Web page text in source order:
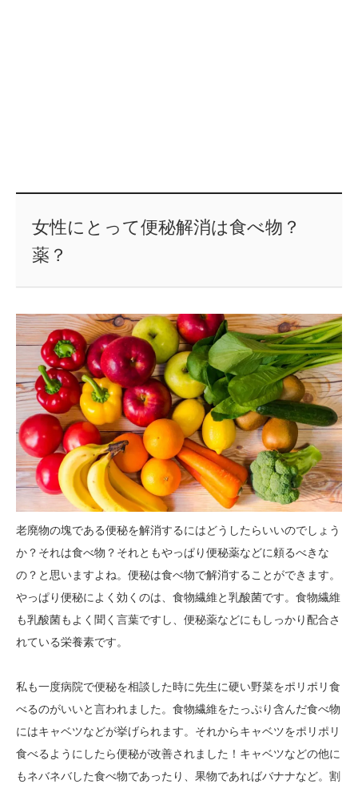
女性にとって便秘解消は食べ物？
薬？
老廃物の塊である便秘を解消するにはどうしたらいいのでしょう
か？それは食べ物？それともやっぱり便秘薬などに頼るべきな
の？と思いますよね。便秘は食べ物で解消することができます。
やっぱり便秘によく効くのは、食物繊維と乳酸菌です。食物繊維
も乳酸菌もよく聞く言葉ですし、便秘薬などにもしっかり配合さ
れている栄養素です。
私も一度病院で便秘を相談した時に先生に硬い野菜をポリポリ食
べるのがいいと言われました。食物繊維をたっぷり含んだ食べ物
にはキャベツなどが挙げられます。それからキャベツをポリポリ
食べるようにしたら便秘が改善されました！キャベツなどの他に
もネバネバした食べ物であったり、果物であればバナナなど。割